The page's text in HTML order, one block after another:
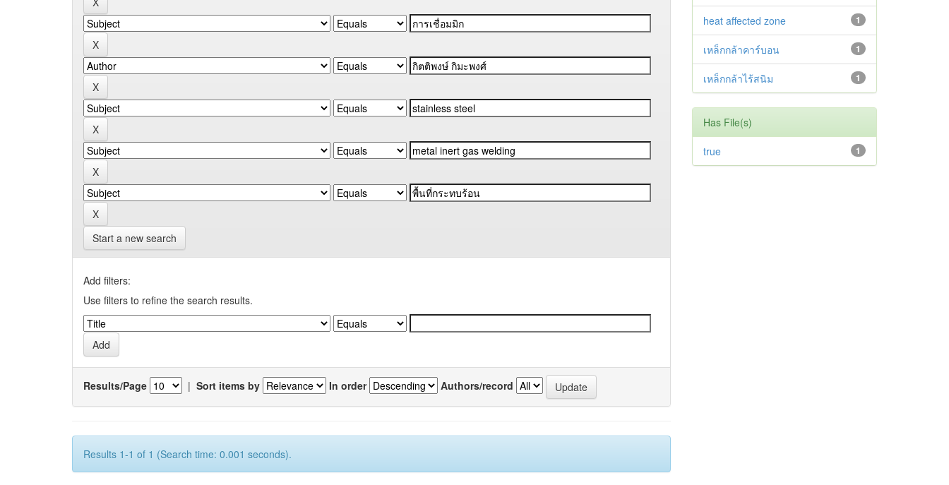
Start a new search
Add filters:
Use filters to refine the search results.
Results/Page | Sort items by In order Authors/record
Results 1-1 of 1 (Search time: 0.001 seconds).
1
heat affected zone
1
เหล็กกล้าคาร์บอน
1
เหล็กกล้าไร้สนิม
Has File(s)
1
true